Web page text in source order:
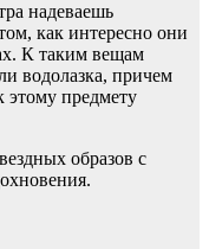
надеваешь
как интересно они
К таким вещам
водолазка, причем
этому предмету
образов с